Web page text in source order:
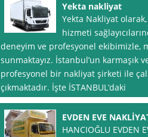
Yekta nakliyat
Yekta Nakliyat
hizmeti
deneyim ve profesyonel ekibimizle,
sunmaktayız. İstanbul’un karmaşık
profesyonel bir nakliyat şirketi ile
çıkmaktadır. İşte İSTANBUL’daki
EVDEN EVE
HANCIOĞLU EVDEN